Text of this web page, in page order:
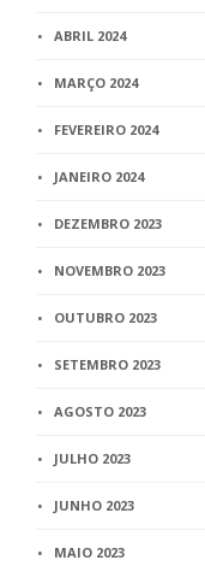
ABRIL 2024
MARÇO 2024
FEVEREIRO 2024
JANEIRO 2024
DEZEMBRO 2023
NOVEMBRO 2023
OUTUBRO 2023
SETEMBRO 2023
AGOSTO 2023
JULHO 2023
JUNHO 2023
MAIO 2023